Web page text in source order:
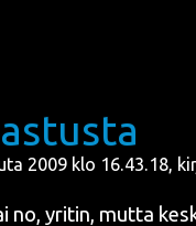
2009 klo 16.43.18,
no, yri­tin, mut­ta